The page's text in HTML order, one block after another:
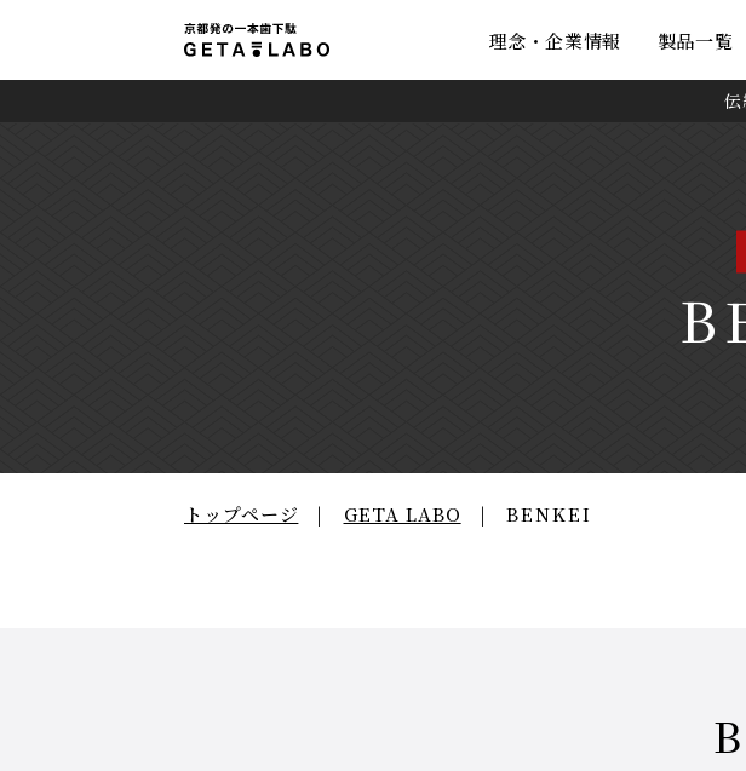
理念・企業情報 製品一覧
伝
トップページ GETA LABO BENKEI